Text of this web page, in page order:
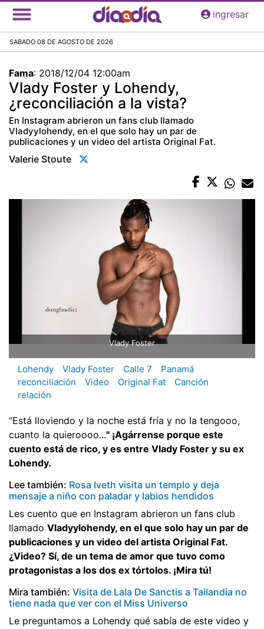
Pasar
al
principal
ingresar
SABADO 08 DE AGOSTO DE 2026
Fama: 2018/12/04 12:00am
Vlady Foster y Lohendy,
¿reconciliación a la vista?
En Instagram abrieron un fans club llamado
Vladyylohendy, en el que solo hay un par de
publicaciones y un video del artista Original Fat.
Valerie Stoute
Vlady Foster
Lohendy Vlady Foster Calle 7
Panamá
reconciliación
Video Original Fat
Canción
relación
"Está lloviendo y la noche está fría y no la tengooo,
cuanto la quieroooo..." ¡Agárrense porque este
cuento está de rico, y es entre Vlady Foster y su ex
Lohendy.
Lee también: Rosa Iveth visita un templo y deja
mensaje a niño con paladar y labios hendidos
Les cuento que en Instagram abrieron un fans club
llamado Vladyylohendy, en el que solo hay un par de
publicaciones y un video del artista Original Fat.
¿Video? Sí, de un tema de amor que tuvo como
protagonistas a los dos ex tórtolos. ¡Mira tú!
Mira también: Visita de Lala De Sanctis a Tailandia no
tiene nada que ver con el Miss Universo
Le preguntamos a Lohendy qué sabía de este video y